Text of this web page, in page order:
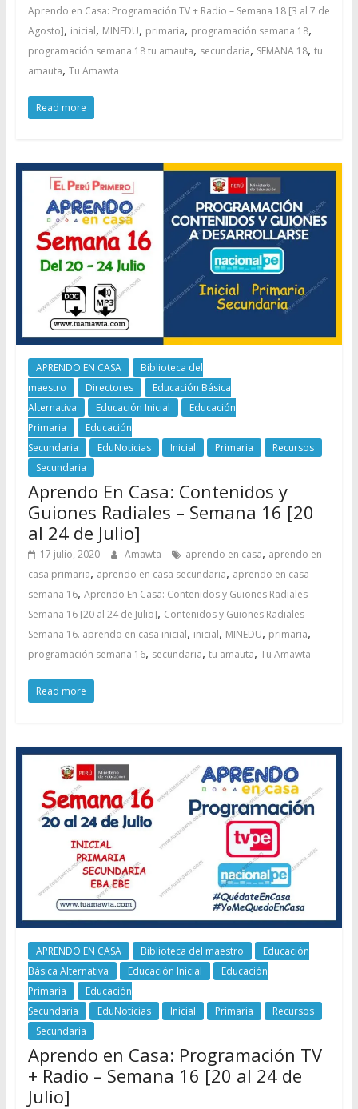
Aprendo en Casa: Programación TV + Radio – Semana 18 [3 al 7 de
Agosto], inicial, MINEDU, primaria, programación semana 18,
programación semana 18 tu amauta, secundaria, SEMANA 18, tu
amauta, Tu Amawta
Read more
APRENDO EN CASA
Biblioteca del
maestro
Directores
Educación Básica
Alternativa
Educación Inicial
Educación
Primaria
Educación
Secundaria
EduNoticias Inicial Primaria
Recursos
Secundaria
Aprendo En Casa: Contenidos y
Guiones Radiales – Semana 16 [20
al 24 de Julio]
17 julio, 2020 Amawta aprendo en casa, aprendo en
casa primaria, aprendo en casa secundaria, aprendo en casa
semana 16, Aprendo En Casa: Contenidos y Guiones Radiales –
Semana 16 [20 al 24 de Julio], Contenidos y Guiones Radiales –
Semana 16. aprendo en casa inicial, inicial, MINEDU, primaria,
programación semana 16, secundaria, tu amauta, Tu Amawta
Read more
APRENDO EN CASA Biblioteca del maestro
Educación
Básica Alternativa
Educación Inicial
Educación
Primaria
Educación
Secundaria
EduNoticias Inicial Primaria
Recursos
Secundaria
Aprendo en Casa: Programación TV
+ Radio – Semana 16 [20 al 24 de
Julio]